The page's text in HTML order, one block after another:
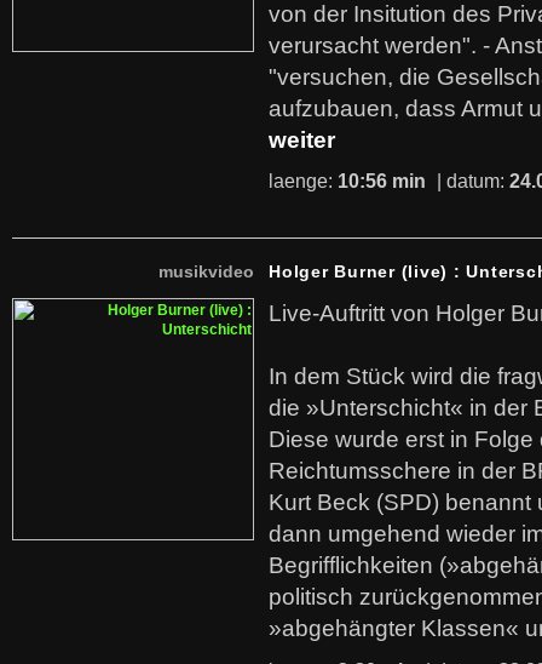
von der Insitution des
verursacht werden". -
"versuchen, die
aufzubauen, dass Armut
weiter
laenge: 10:56 min | datum:
musikvideo Holger Burner (live) :
Live-Auftritt von Holger
In dem Stück wird die
die »Unterschicht« in der
Diese wurde erst in
Reichtumsschere in der
Kurt Beck (SPD)
dann umgehend wieder
Begrifflichkeiten
politisch
»abgehängter Klassen«